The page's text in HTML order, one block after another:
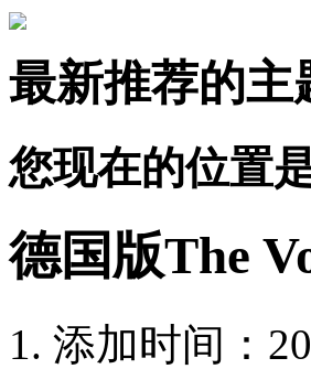
最新推荐的主
您现在的位置
德国版The
添加时间：